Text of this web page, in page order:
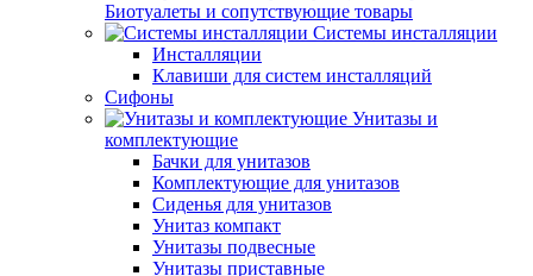
Биотуалеты и сопутствующие товары
Системы инсталляции
Инсталляции
Клавиши для систем инсталляций
Сифоны
Унитазы и
комплектующие
Бачки для унитазов
Комплектующие для унитазов
Сиденья для унитазов
Унитаз компакт
Унитазы подвесные
Унитазы приставные